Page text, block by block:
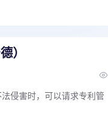
）
侵害时，可以请求专利管